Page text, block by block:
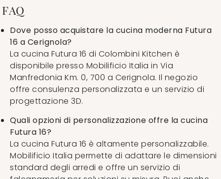
FAQ
Dove posso acquistare la cucina moderna Futura
16 a Cerignola?
La cucina Futura 16 di Colombini Kitchen è
disponibile presso Mobilificio Italia in Via
Manfredonia Km. 0, 700 a Cerignola. Il negozio
offre consulenza personalizzata e un servizio di
progettazione 3D.
Quali opzioni di personalizzazione offre la cucina
Futura 16?
La cucina Futura 16 è altamente personalizzabile.
Mobilificio Italia permette di adattare le dimensioni
standard degli arredi e offre un servizio di